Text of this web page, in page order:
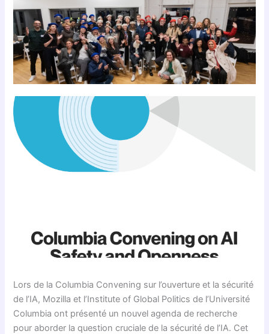
Lors de la Columbia Convening sur l’ouverture et la sécurité
de l’IA, Mozilla et l’Institute of Global Politics de l’Université
Columbia ont présenté un nouvel agenda de recherche
pour aborder la question cruciale de la sécurité de l’IA. Cet